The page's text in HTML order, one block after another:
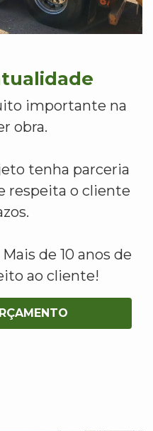
importante na
obra.
tenha parceria
respeita o cliente
de 10 anos de
ao cliente!